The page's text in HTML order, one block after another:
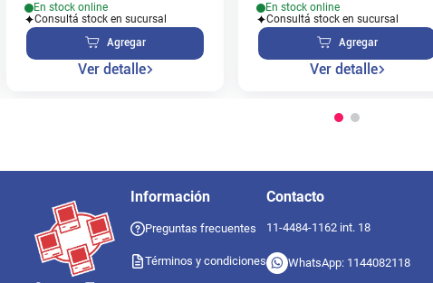
En stock online
Consultá stock en sucursal
Agregar
Ver detalle
En stock online
Consultá stock en sucursal
Agregar
Ver detalle
Información
Preguntas frecuentes
Términos y condiciones
Contacto
11-4484-1162 int. 18
WhatsApp: 1144082118